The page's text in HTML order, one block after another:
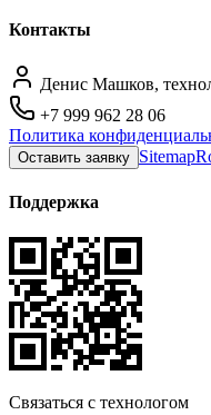
Контакты
Денис Машков,
+7 999 962 28 06
Политика
Оставить заявку Sitemap
Поддержка
Связаться с технологом